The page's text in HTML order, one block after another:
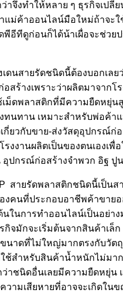
าจึงทำให้หลาย ๆ ธุรกิจเปลี่
แม่ค้าออนไลน์มือใหม่ถ้าจะใ
พีอีทีดูก่อนก็ได้น้าเผื่อจะช่วย
ดนสายรัดชนิดนี้ต้องบอกเลย
สร้างเพราะว่าผลิตมาจากโ
ม็ดพลาสติกที่มีความยืดหยุ่น
ทนทาน เหมาะสำหรับพ่อค้า
กี่ยวกับขาย-ส่งวัสดุอุปกรณ์ก่
งงานผลิตเป็นของตนเองเพื่
ปกรณ์ก่อสร้างจำพวก อิฐ ปู
สายรัดพลาสติกชนิดนี้เป็นส
งคนที่ประกอบอาชีพค้าขายอ
นในการทำออนไลน์เป็นอย่าง
กิจมักจะเริ่มต้นจากสินค้าเล็
นาดที่ไม่ใหญ่มากตรงกับวัตถุ
ช้สำหรับสินค้าน้ำหนักไม่มา
าชนิดอื่นเลยมีความยืดหยุ่น
วามเสียหายที่อาจจะเกิดใน